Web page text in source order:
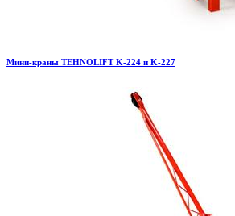
Мини-краны TEHNOLIFT K-224 и K-227